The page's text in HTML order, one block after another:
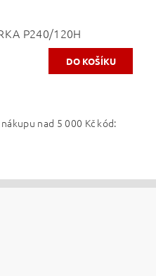
P240/120H
nad 5 000 Kč kód: